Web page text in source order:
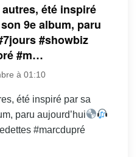
été inspiré
9e album, paru
#showbiz
#m…
à 01:10
été inspiré par sa
paru aujourd’hui
#marcdupré